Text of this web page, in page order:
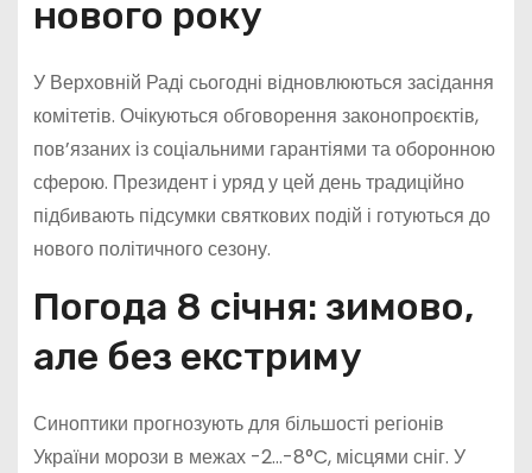
нового року
У Верховній Раді сьогодні відновлюються засідання
комітетів. Очікуються обговорення законопроєктів,
пов’язаних із соціальними гарантіями та оборонною
сферою. Президент і уряд у цей день традиційно
підбивають підсумки святкових подій і готуються до
нового політичного сезону.
Погода 8 січня: зимово,
але без екстриму
Синоптики прогнозують для більшості регіонів
України морози в межах -2…-8°C, місцями сніг. У